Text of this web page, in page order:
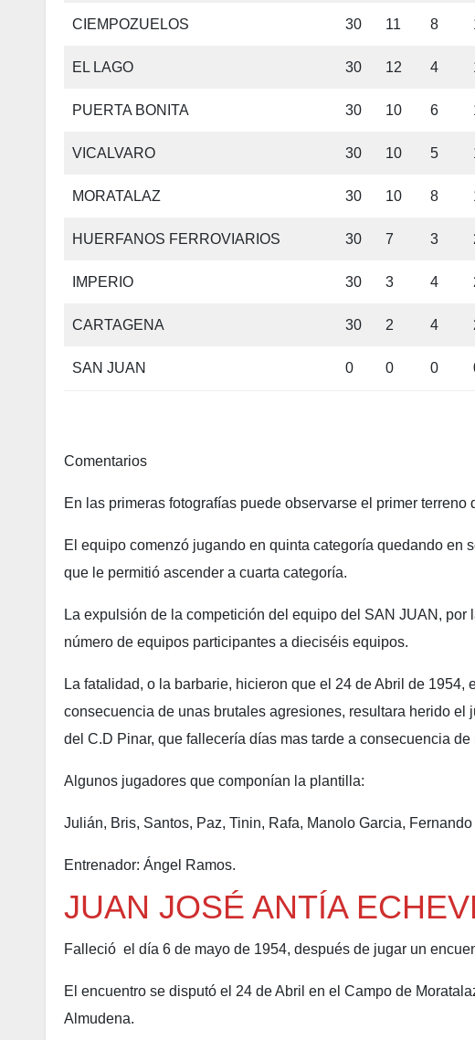
CIEMPOZUELOS 30 11 8
EL LAGO 30 12 4
PUERTA BONITA 30 10 6
VICALVARO 30 10 5
MORATALAZ 30 10 8
HUERFANOS FERROVIARIOS 30 7 3
IMPERIO 30 3 4
CARTAGENA 30 2 4
SAN JUAN 0 0 0
Comentarios
En las primeras fotografías puede observarse el primer
El equipo comenzó jugando en quinta categoría quedando en
que le permitió ascender a cuarta categoría.
La expulsión de la competición del equipo del SAN JUAN, por
número de equipos participantes a dieciséis equipos.
La fatalidad, o la barbarie, hicieron que el 24 de Abril de 1954,
consecuencia de unas brutales agresiones, resultara herido el
del C.D Pinar, que fallecería días mas tarde a consecuencia de
Algunos jugadores que componían la plantilla:
Julián, Bris, Santos, Paz, Tinin, Rafa, Manolo Garcia,
Entrenador: Ángel Ramos.
JUAN JOSÉ ANTÍA
Falleció el día 6 de mayo de 1954, después de jugar un
El encuentro se disputó el 24 de Abril en el Campo de
Almudena.